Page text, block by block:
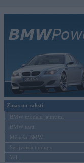
Ziņas un raksti
BMW modeļu jaunumi
BMW testi
Mēneša BMW
Sērijveida tūnings
Vel...